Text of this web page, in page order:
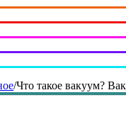
/Что такое вакуум?